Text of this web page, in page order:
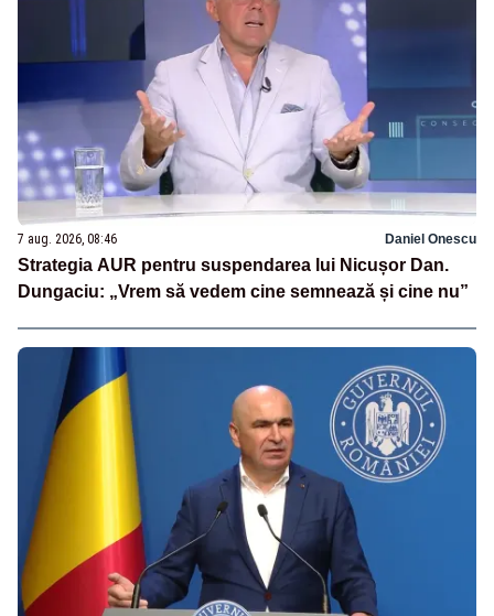
7 aug. 2026, 08:46 Daniel Onescu
Strategia AUR pentru suspendarea lui Nicușor Dan.
Dungaciu: „Vrem să vedem cine semnează și cine nu”